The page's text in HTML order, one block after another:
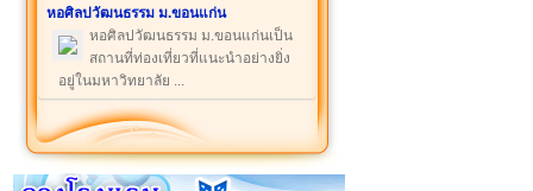
หอศิลปวัฒนธรรม ม.ขอนแก่น
หอศิลปวัฒนธรรม ม.ขอนแก่นเป็น
สถานที่ท่องเที่ยวที่แนะนำอย่างยิ่ง
อยู่ในมหาวิทยาลัย ...